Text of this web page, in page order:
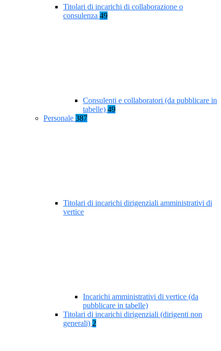
Titolari di incarichi di collaborazione o
consulenza 49
Consulenti e collaboratori (da pubblicare in
tabelle) 49
Personale 387
Titolari di incarichi dirigenziali amministrativi di
vertice
Incarichi amministrativi di vertice (da
pubblicare in tabelle)
Titolari di incarichi dirigenziali (dirigenti non
generali) 2